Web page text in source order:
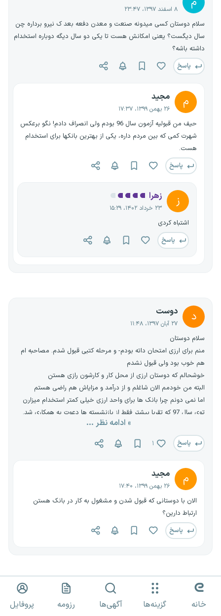
۸ اسفند ۱۳۹۷، ۲۳:۴۷
سلام دوستان کسی میدونه صنعت و معدن دفعه بعد ک نیرو برداره چن
سال دیگست؟ یعنی امکانش هست تا یکی دو سال دیگه دوباره استخدام
داشته باشه؟
پاسخ
م مجید
۲۶ بهمن ۱۳۹۹، ۱۷:۳۷
حیف من قبولیه آزمون سال 96 بودم ولی انصراف دادم! نگو برعکس
شهرت کمی که بین مردم داره، یکی از بهترین بانکها برای استخدام
هست.
پاسخ
ز زهرا
۲۳ خرداد ۱۴۰۲، ۱۵:۲۹
اشتباه کردی
پاسخ
د دوست
۲۷ آبان ۱۳۹۷، ۱۱:۴۸
سلام دوستان
منم برای ارزی امتحان داته بودم- و مرحله کتبی قبول شدم. مصاحبه ام
هم خوب بود ولی قبول نشدم
خوشحالم که دوستان ارزی از محل کار و کارشون رازی هستن
البته من خودمم الان شاغلم و از درآمد و مزایاش هم راضی هستم
اما نمی دونم چرا بانک ها برای واحد ارزی خیلی کمتر استخدام میزارن
توی سال 97 که تقریا بیشتر فقط از بازنشسته ها دعوت به همکاری شد.
اما کاش میشد تحلیل و نمره خودمون رو در مصاحبه میشدیم حالا مهم
نیست که قبول نشدیم ولی میتونستیم نقاط ضعف خودمون رو متوجه
بشیم. و این که اون 5 نفر آقایی که برای مصاحبه بودند چه کامنت هایی
» ادامه نظر ...
پاسخ ۱
م مجید
۲۶ بهمن ۱۳۹۹، ۱۷:۴۰
الان با دوستانی که قبول شدن و مشغول به کار در بانک هستن
ارتباط دارین؟
پاسخ
ن ناشناس
خانه گزینه‌ها آگهی‌ها رزومه پروفایل